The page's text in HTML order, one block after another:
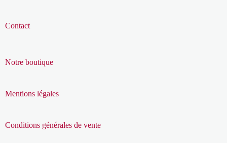
Contact
Notre boutique
Mentions légales
Conditions générales de vente